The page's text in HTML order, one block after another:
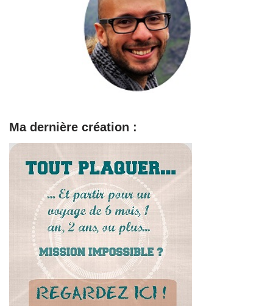
Ma dernière création :